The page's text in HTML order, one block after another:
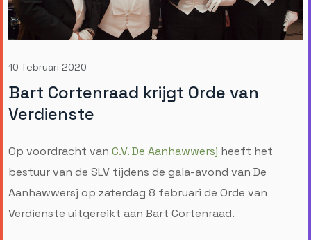
10 februari 2020
Bart Cortenraad krijgt Orde van
Verdienste
Op voordracht van C.V. De Aanhawwersj heeft het
bestuur van de SLV tijdens de gala-avond van De
Aanhawwersj op zaterdag 8 februari de Orde van
Verdienste uitgereikt aan Bart Cortenraad.